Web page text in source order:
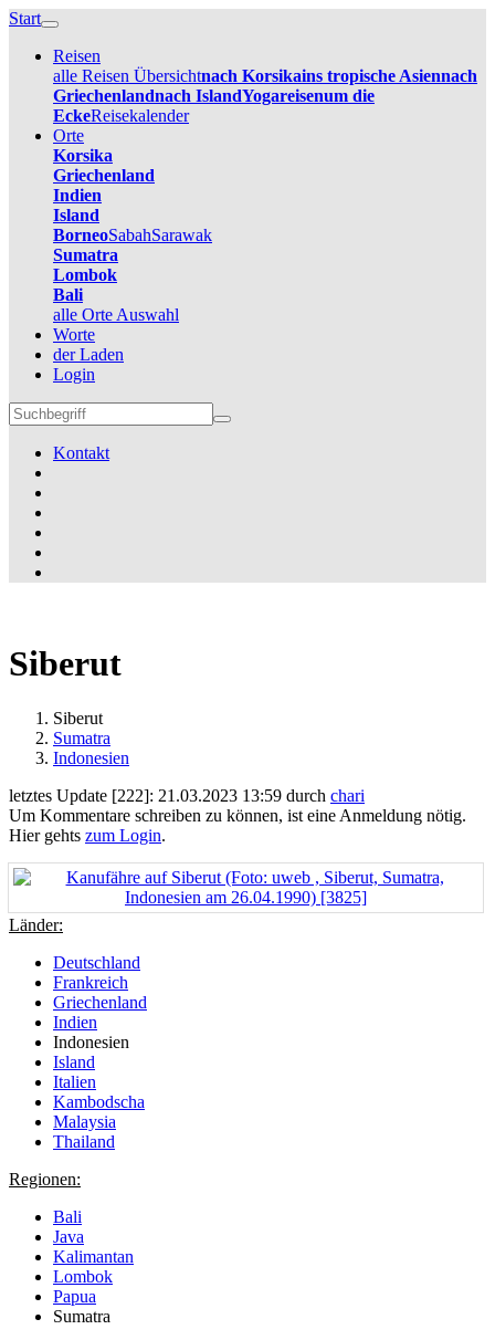
Start
Reisen
alle Reisen Übersichtnach Korsikains tropische Asiennach
Griechenlandnach IslandYogareisenum die
EckeReisekalender
Orte
Korsika
Griechenland
Indien
Island
BorneoSabahSarawak
Sumatra
Lombok
Bali
alle Orte Auswahl
Worte
der Laden
Login
Kontakt
Siberut
Siberut
Sumatra
Indonesien
letztes Update [222]: 21.03.2023 13:59 durch chari
Um Kommentare schreiben zu können, ist eine Anmeldung nötig.
Hier gehts zum Login.
Länder:
Deutschland
Frankreich
Griechenland
Indien
Indonesien
Island
Italien
Kambodscha
Malaysia
Thailand
Regionen:
Bali
Java
Kalimantan
Lombok
Papua
Sumatra